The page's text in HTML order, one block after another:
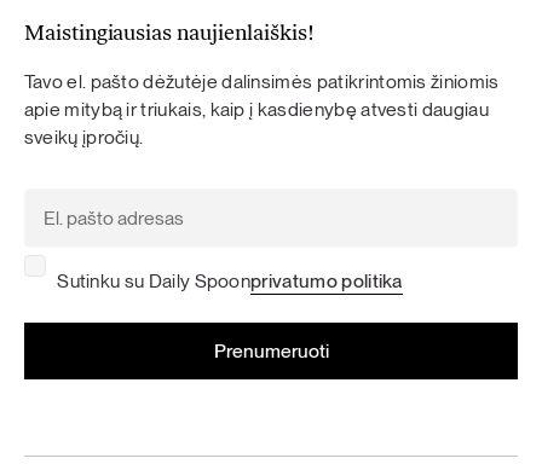
Maistingiausias naujienlaiškis!
Tavo el. pašto dėžutėje dalinsimės patikrintomis žiniomis
apie mitybą ir triukais, kaip į kasdienybę atvesti daugiau
sveikų įpročių.
Sutinku su Daily Spoonprivatumo politika